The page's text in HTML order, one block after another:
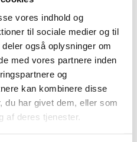
vores indhold og
til sociale medier og til
også oplysninger om
med vores partnere inden
og
kan kombinere disse
du har givet dem, eller som
af deres tjenester.
Bad Moon Rising
D: ddudu ddudu
på det andet D er der
udu dudu udu